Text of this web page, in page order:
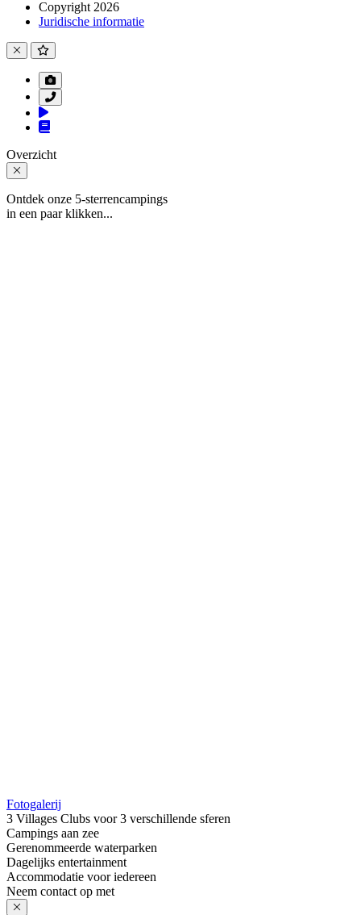
Copyright 2026
Juridische informatie
Overzicht
Ontdek onze 5-sterrencampings
in een paar klikken...
Fotogalerij
3 Villages Clubs voor 3 verschillende sferen
Campings aan zee
Gerenommeerde waterparken
Dagelijks entertainment
Accommodatie voor iedereen
Neem contact op met